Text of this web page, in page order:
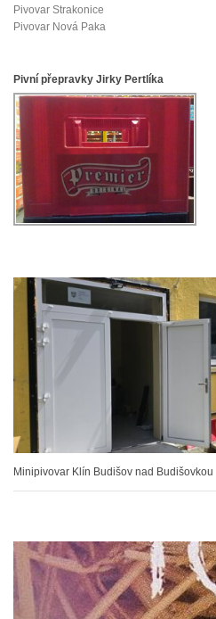
Pivovar Strakonice
Pivovar Nová Paka
Pivní přepravky Jirky Pertlíka
Minipivovar Klín Budišov nad Budišovkou